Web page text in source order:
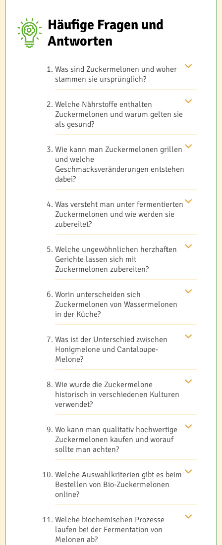
Häufige Fragen und
Antworten
Was sind Zuckermelonen und woher
stammen sie ursprünglich?
Welche Nährstoffe enthalten
Zuckermelonen und warum gelten sie
als gesund?
Wie kann man Zuckermelonen grillen
und welche
Geschmacksveränderungen entstehen
dabei?
Was versteht man unter fermentierten
Zuckermelonen und wie werden sie
zubereitet?
Welche ungewöhnlichen herzhaften
Gerichte lassen sich mit
Zuckermelonen zubereiten?
Worin unterscheiden sich
Zuckermelonen von Wassermelonen
in der Küche?
Was ist der Unterschied zwischen
Honigmelone und Cantaloupe-
Melone?
Wie wurde die Zuckermelone
historisch in verschiedenen Kulturen
verwendet?
Wo kann man qualitativ hochwertige
Zuckermelonen kaufen und worauf
sollte man achten?
Welche Auswahlkriterien gibt es beim
Bestellen von Bio-Zuckermelonen
online?
Welche biochemischen Prozesse
laufen bei der Fermentation von
Melonen ab?